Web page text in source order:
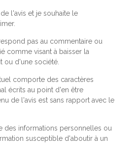
l'avis et je souhaite le
pas au commentaire ou
comme visant à baisser la
ou d'une société.
comporte des caractères
écrits au point d'en être
de l'avis est sans rapport avec le
des informations personnelles ou
susceptible d'aboutir à un